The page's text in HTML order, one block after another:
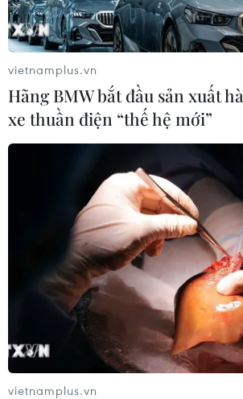
Du lịch Điện Biên kỳ vọng
huých” Năm Du lịch Quốc gia
14/03/2024 04:40
Lãnh đạo địa phương kỳ vọng chuỗi
Năm Du lịch Quốc gia 2024 sẽ trở
giúp tỉnh Điện Biên trở thành điểm
khách trong và ngoài nước.
vietnamplus.vn
Hãng BMW bắt đầu sản xuất
xe thuần điện “thế hệ mới”
vietnamplus.vn